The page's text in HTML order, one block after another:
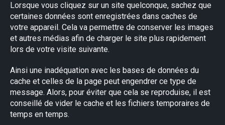
Lorsque vous cliquez sur un site quelconque, sachez que
certaines données sont enregistrées dans caches de
votre appareil. Cela va permettre de conserver les images
et autres médias afin de charger le site plus rapidement
lors de votre visite suivante.
Ainsi une inadéquation avec les bases de données du
cache et celles de la page peut engendrer ce type de
message. Alors, pour éviter que cela se reproduise, il est
conseillé de vider le cache et les fichiers temporaires de
temps en temps.